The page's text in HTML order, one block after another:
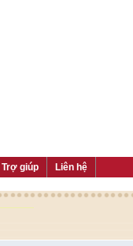
Trợ giúp Liên hệ